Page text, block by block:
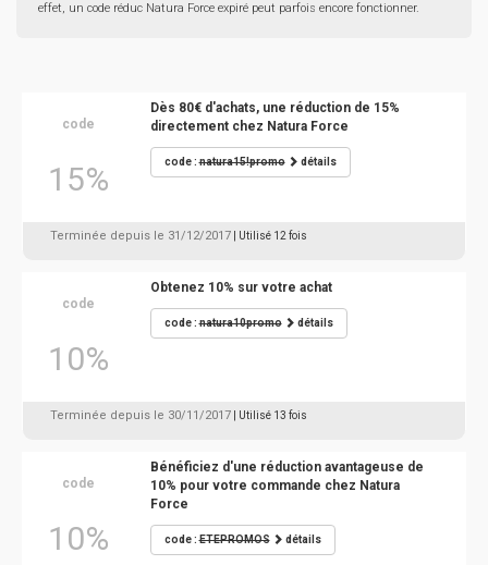
effet, un code réduc Natura Force expiré peut parfois encore fonctionner.
code
15%
Dès 80€ d'achats, une réduction de 15%
directement chez Natura Force
code :natura15!promo détails
Terminée depuis le 31/12/2017 | Utilisé 12 fois
code
10%
Obtenez 10% sur votre achat
code :natura10promo détails
Terminée depuis le 30/11/2017 | Utilisé 13 fois
code
10%
Bénéficiez d'une réduction avantageuse de
10% pour votre commande chez Natura
Force
code :ETEPROMOS détails